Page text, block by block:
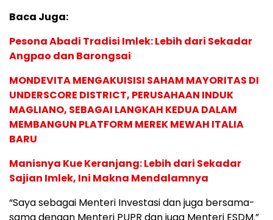
Baca Juga:
Pesona Abadi Tradisi Imlek: Lebih dari Sekadar
Angpao dan Barongsai
MONDEVITA MENGAKUISISI SAHAM MAYORITAS DI
UNDERSCORE DISTRICT, PERUSAHAAN INDUK
MAGLIANO, SEBAGAI LANGKAH KEDUA DALAM
MEMBANGUN PLATFORM MEREK MEWAH ITALIA
BARU
Manisnya Kue Keranjang: Lebih dari Sekadar
Sajian Imlek, Ini Makna Mendalamnya
“Saya sebagai Menteri Investasi dan juga bersama-
sama dengan Menteri PUPR dan juga Menteri ESDM.”